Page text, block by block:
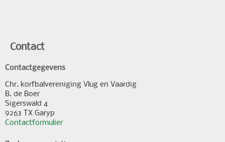
Contact
Contactgegevens
Chr. korfbalvereniging Vlug en Vaardig
B. de Boer
Sigerswald 4
9263 TX Garyp
Contactformulier